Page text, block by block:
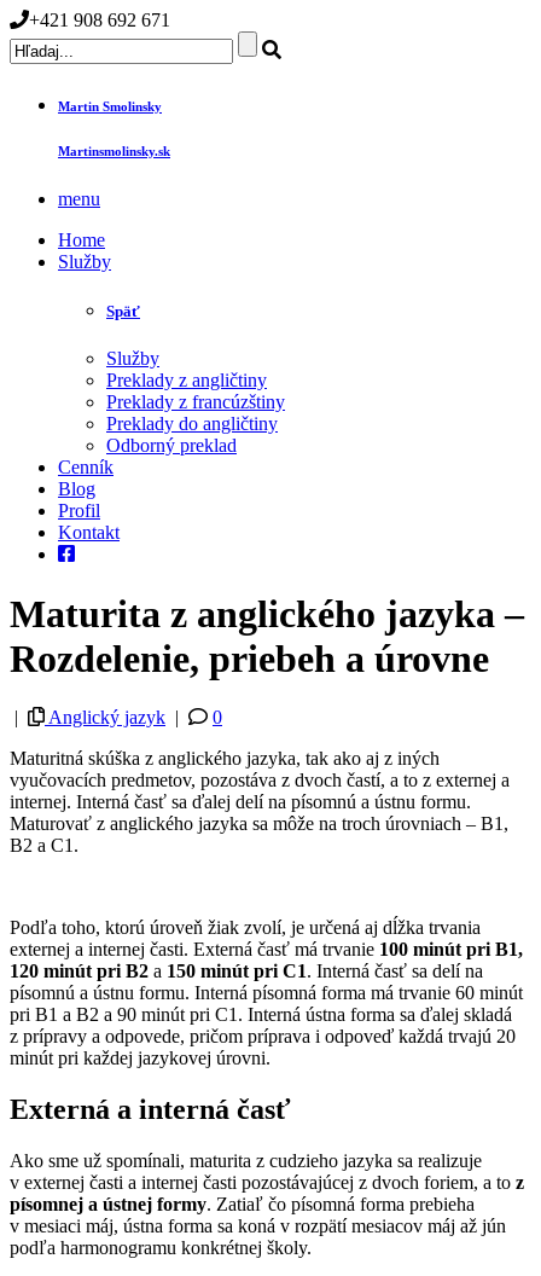
+421 908 692 671
Martin Smolinsky
Martinsmolinsky.sk
menu
Home
Služby
Späť
Služby
Preklady z angličtiny
Preklady z francúzštiny
Preklady do angličtiny
Odborný preklad
Cenník
Blog
Profil
Kontakt
Maturita z anglického jazyka –
Rozdelenie, priebeh a úrovne
| Anglický jazyk |
0
Maturitná skúška z anglického jazyka, tak ako aj z iných
vyučovacích predmetov, pozostáva z dvoch častí, a to z externej a
internej. Interná časť sa ďalej delí na písomnú a ústnu formu.
Maturovať z anglického jazyka sa môže na troch úrovniach – B1,
B2 a C1.
Podľa toho, ktorú úroveň žiak zvolí, je určená aj dĺžka trvania
externej a internej časti. Externá časť má trvanie 100 minút pri B1,
120 minút pri B2 a 150 minút pri C1. Interná časť sa delí na
písomnú a ústnu formu. Interná písomná forma má trvanie 60 minút
pri B1 a B2 a 90 minút pri C1. Interná ústna forma sa ďalej skladá
z prípravy a odpovede, pričom príprava i odpoveď každá trvajú 20
minút pri každej jazykovej úrovni.
Externá a interná časť
Ako sme už spomínali, maturita z cudzieho jazyka sa realizuje
v externej časti a internej časti pozostávajúcej z dvoch foriem, a to z
písomnej a ústnej formy. Zatiaľ čo písomná forma prebieha
v mesiaci máj, ústna forma sa koná v rozpätí mesiacov máj až jún
podľa harmonogramu konkrétnej školy.